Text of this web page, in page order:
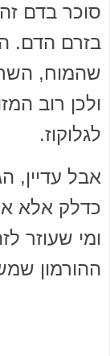
סוכר בדם
בזרם הדם.
שהמוח,
ולכן רוב
לגלוקוז.
אבל עדיין,
כדלק אלא
ומי שעוזר
ההורמון